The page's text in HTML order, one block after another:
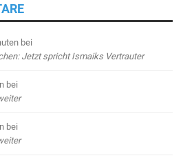
bei
Jetzt spricht Ismaiks Vertrauter
bei
bei